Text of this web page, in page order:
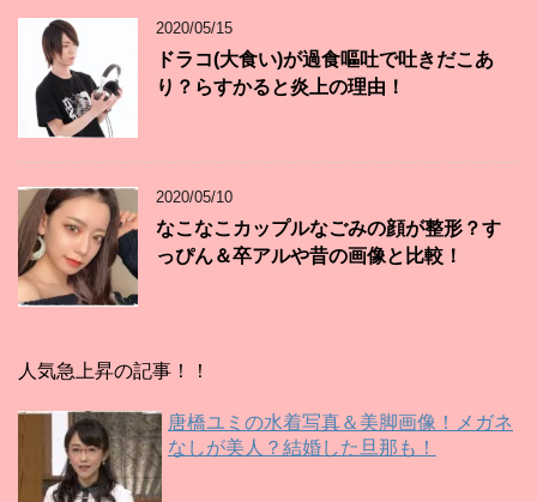
2020/05/15
ドラコ(大食い)が過食嘔吐で吐きだこあ
り？らすかると炎上の理由！
2020/05/10
なこなこカップルなごみの顔が整形？す
っぴん＆卒アルや昔の画像と比較！
人気急上昇の記事！！
唐橋ユミの水着写真＆美脚画像！メガネ
なしが美人？結婚した旦那も！